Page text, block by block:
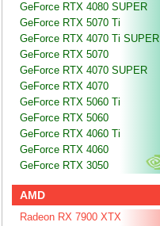
GeForce RTX 4080 SUPER
GeForce RTX 5070 Ti
GeForce RTX 4070 Ti SUPER
GeForce RTX 5070
GeForce RTX 4070 SUPER
GeForce RTX 4070
GeForce RTX 5060 Ti
GeForce RTX 5060
GeForce RTX 4060 Ti
GeForce RTX 4060
GeForce RTX 3050
AMD
Radeon RX 7900 XTX